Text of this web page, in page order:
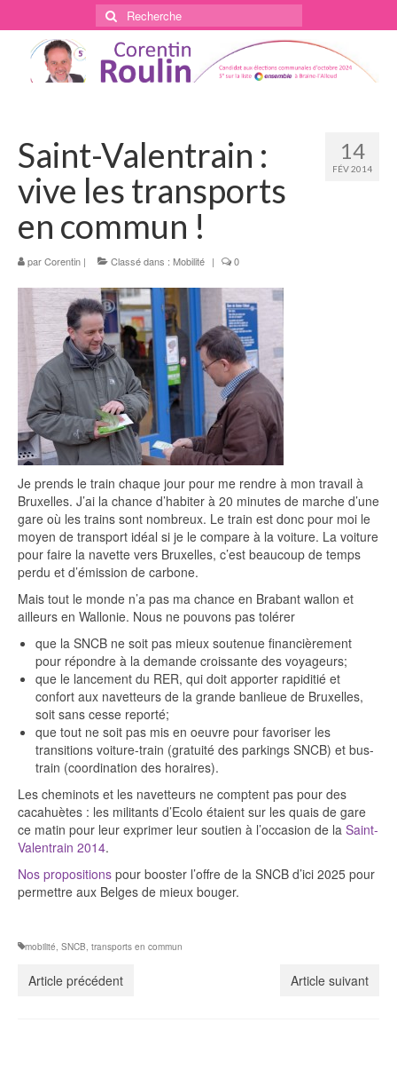
Rechercher
:
14
FÉV 2014
Saint-Valentrain :
vive les transports
en commun !
parCorentin | Classé dans : Mobilité | 0
Je prends le train chaque jour pour me rendre à mon travail à
Bruxelles. J’ai la chance d’habiter à 20 minutes de marche d’une
gare où les trains sont nombreux. Le train est donc pour moi le
moyen de transport idéal si je le compare à la voiture. La voiture
pour faire la navette vers Bruxelles, c’est beaucoup de temps
perdu et d’émission de carbone.
Mais tout le monde n’a pas ma chance en Brabant wallon et
ailleurs en Wallonie. Nous ne pouvons pas tolérer
que la SNCB ne soit pas mieux soutenue financièrement
pour répondre à la demande croissante des voyageurs;
que le lancement du RER, qui doit apporter rapiditié et
confort aux navetteurs de la grande banlieue de Bruxelles,
soit sans cesse reporté;
que tout ne soit pas mis en oeuvre pour favoriser les
transitions voiture-train (gratuité des parkings SNCB) et bus-
train (coordination des horaires).
Les cheminots et les navetteurs ne comptent pas pour des
cacahuètes : les militants d’Ecolo étaient sur les quais de gare
ce matin pour leur exprimer leur soutien à l’occasion de la Saint-
Valentrain 2014.
Nos propositions pour booster l’offre de la SNCB d’ici 2025 pour
permettre aux Belges de mieux bouger.
mobilité, SNCB, transports en commun
Article précédent Article suivant